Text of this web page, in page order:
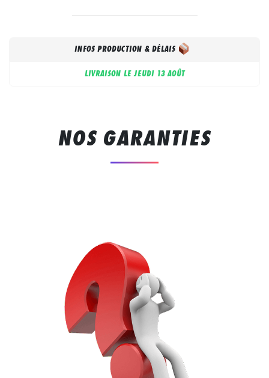
INFOS PRODUCTION & DÉLAIS
LIVRAISON LEJEUDI 13 AOÛT
NOS GARANTIES